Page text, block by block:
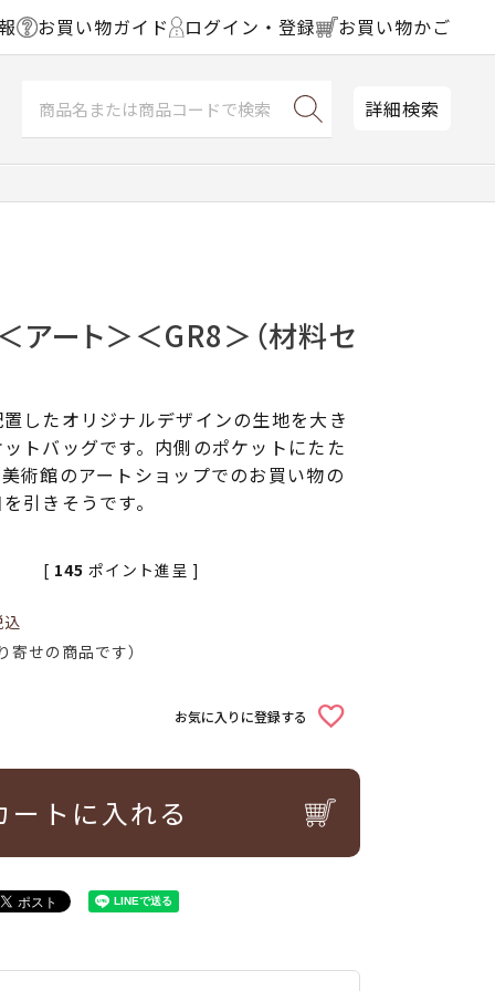
お買い物ガイド ログイン・登録 お買い物かご
詳細検索
アート＞＜GR8＞（材料セ
したオリジナルデザインの生地を大き
トバッグです。内側のポケットにたた
術館のアートショップでのお買い物の
引きそうです。
込
[ 145 ポイント進呈 ]
せの商品です）
お気に入りに登録する
ートに入れる